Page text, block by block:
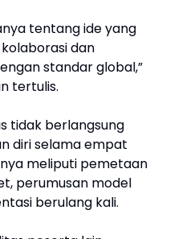
tentang ide yang
dan
standar global,”
tertulis.
tidak berlangsung
diri selama empat
meliputi pemetaan
perumusan model
berulang kali.